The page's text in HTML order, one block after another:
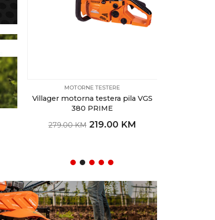
MOTORNE TESTERE
Villager motorna testera pila VGS
380 PRIME
279.00 KM 219.00 KM